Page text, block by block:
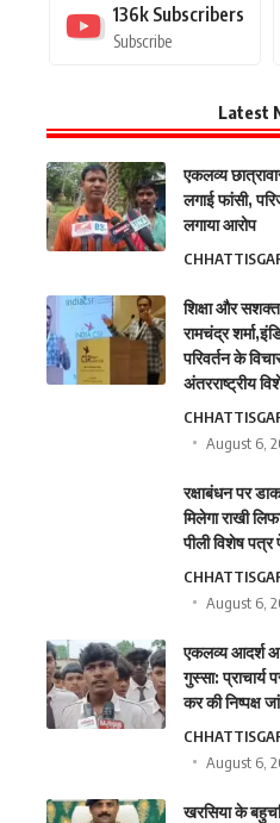
136k Subscribers
Subscribe
Latest
एकलव्य
लगाई फांसी,
लगाया आरोप
शिक्षा और
रामचंद्र
परिवर्तन के
अंतरराष्ट्रीय
August 6,
रक्षाबंधन पर
मिलेगा राखी
पीली विशेष पत्र
August 6,
एकलव्य आदर्श
गुस्सा: प्राचार्य
कर की निष्पक्ष
August 6,
खरसिया के